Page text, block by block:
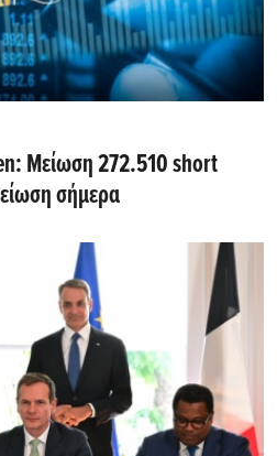
Μείωση 272.510 short
σήμερα